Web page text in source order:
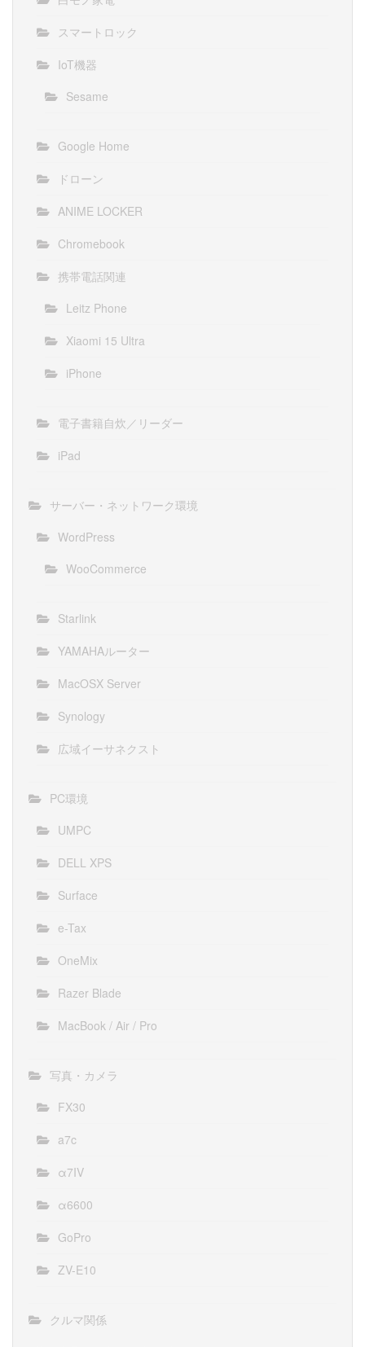
スマートロック
IoT機器
Sesame
Google Home
ドローン
ANIME LOCKER
Chromebook
携帯電話関連
Leitz Phone
Xiaomi 15 Ultra
iPhone
電子書籍自炊／リーダー
iPad
サーバー・ネットワーク環境
WordPress
WooCommerce
Starlink
YAMAHAルーター
MacOSX Server
Synology
広域イーサネクスト
PC環境
UMPC
DELL XPS
Surface
e-Tax
OneMix
Razer Blade
MacBook / Air / Pro
写真・カメラ
FX30
a7c
α7IV
α6600
GoPro
ZV-E10
クルマ関係